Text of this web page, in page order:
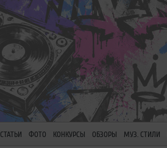
СТАТЬИ ФОТО КОНКУРСЫ ОБЗОРЫ МУЗ. СТИЛИ